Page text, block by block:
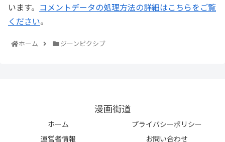
います。 コメントデータの処理方法の詳細はこちらをご覧
ください。
ホーム ジーンピクシブ
漫画街道
ホーム
プライバシーポリシー
運営者情報
お問い合わせ